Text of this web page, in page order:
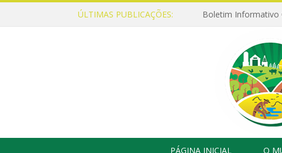
ÚLTIMAS PUBLICAÇÕES: Boletim Informativo
PÁGINA INICIAL O